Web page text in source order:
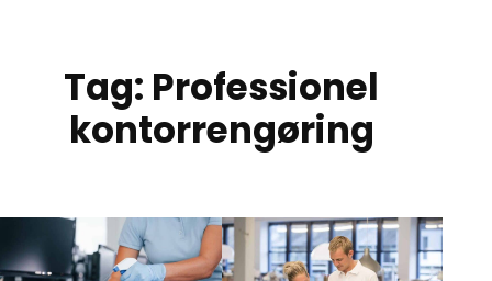
Tag: Professionel
kontorrengøring